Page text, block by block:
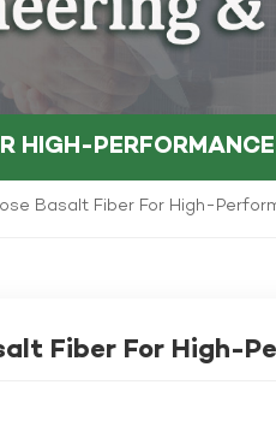
HIGH-
Basalt Fiber For High-
Fiber For High-